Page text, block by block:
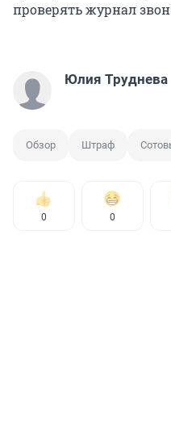
проверять журнал
Юлия Труднева
Обзор Штраф
0 0